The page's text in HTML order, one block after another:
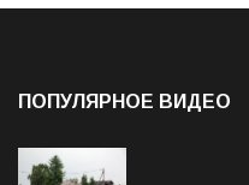
ПОПУЛЯРНОЕ ВИДЕО